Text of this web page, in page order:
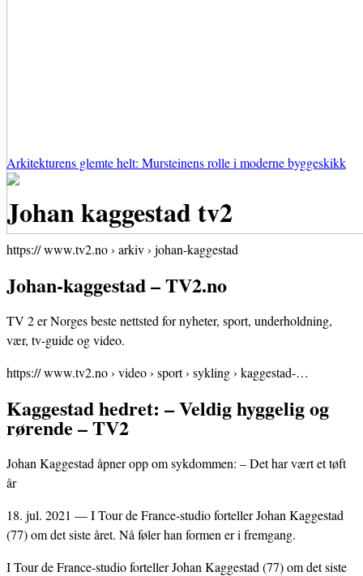
Arkitekturens glemte helt: Mursteinens rolle i moderne byggeskikk
Johan kaggestad tv2
https:// www.tv2.no › arkiv › johan-kaggestad
Johan-kaggestad – TV2.no
TV 2 er Norges beste nettsted for nyheter, sport, underholdning,
vær, tv-guide og video.
https:// www.tv2.no › video › sport › sykling › kaggestad-…
Kaggestad hedret: – Veldig hyggelig og
rørende – TV2
Johan Kaggestad åpner opp om sykdommen: – Det har vært et tøft
år
18. jul. 2021 — I Tour de France-studio forteller Johan Kaggestad
(77) om det siste året. Nå føler han formen er i fremgang.
I Tour de France-studio forteller Johan Kaggestad (77) om det siste